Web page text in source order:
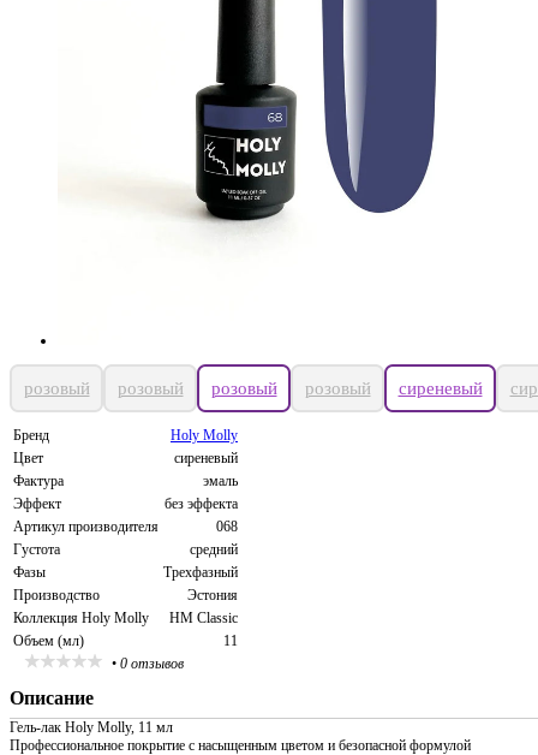
розовый розовый розовый розовый сиреневый
Бренд
Holy Molly
Цвет
сиреневый
Фактура
эмаль
Эффект
без эффекта
Артикул производителя
068
Густота
средний
Фазы
Трехфазный
Производство
Эстония
Коллекция Holy Molly
HM Classic
Объем (мл)
11
• 0 отзывов
Описание
Гель-лак Holy Molly, 11 мл
Профессиональное покрытие с насыщенным цветом и безопасной формулой